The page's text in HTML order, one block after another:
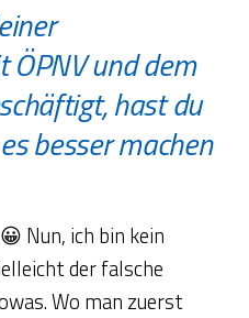
und dem
hast du
besser machen
Nun, ich bin kein
der falsche
Wo man zuerst